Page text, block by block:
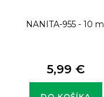
NANITA-955 - 10 ml
5,99 €